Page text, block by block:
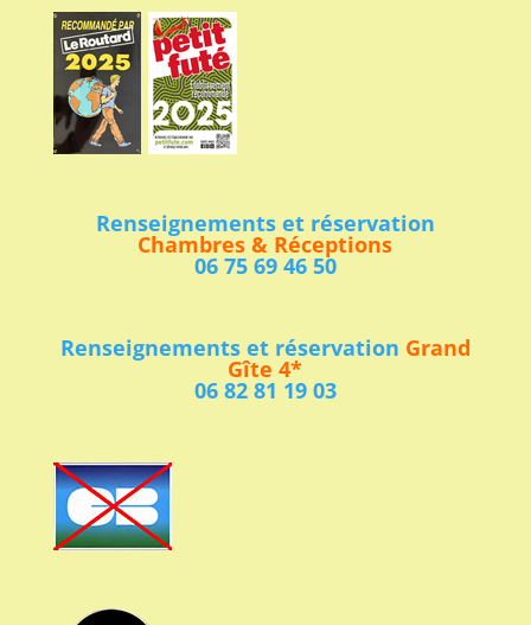
Renseignements et réservation
Chambres & Réceptions
06 75 69 46 50
Renseignements et réservation Grand
Gîte 4*
06 82 81 19 03